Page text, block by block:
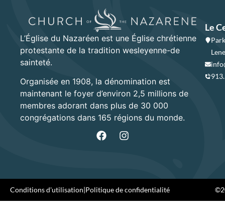
L’Église du Nazaréen est une Église chrétienne
protestante de la tradition wesleyenne-de
sainteté.
Organisée en 1908, la dénomination est
maintenant le foyer d’environ 2,5 millions de
membres adorant dans plus de 30 000
congrégations dans 165 régions du monde.
Le
Conditions d'utilisation|Politique de confidentialité